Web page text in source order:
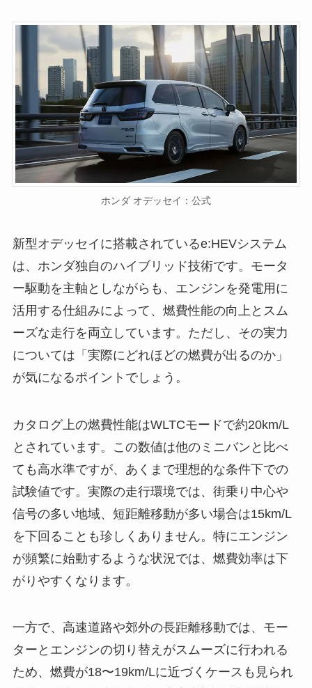
ホンダ オデッセイ：公式
新型オデッセイに搭載されているe:HEVシステム
は、ホンダ独自のハイブリッド技術です。モータ
ー駆動を主軸としながらも、エンジンを発電用に
活用する仕組みによって、燃費性能の向上とスム
ーズな走行を両立しています。ただし、その実力
については「実際にどれほどの燃費が出るのか」
が気になるポイントでしょう。
カタログ上の燃費性能はWLTCモードで約20km/L
とされています。この数値は他のミニバンと比べ
ても高水準ですが、あくまで理想的な条件下での
試験値です。実際の走行環境では、街乗り中心や
信号の多い地域、短距離移動が多い場合は15km/L
を下回ることも珍しくありません。特にエンジン
が頻繁に始動するような状況では、燃費効率は下
がりやすくなります。
一方で、高速道路や郊外の長距離移動では、モー
ターとエンジンの切り替えがスムーズに行われる
ため、燃費が18〜19km/Lに近づくケースも見られ